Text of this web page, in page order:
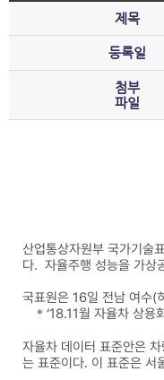
제목
등록일
첨부
파일
산업통상자원부 국가기술
다. 자율주행 성능을 가상
국표원은 16일 전남 여수(
＊‘18.11월 자율차 상용
자율차 데이터 표준안은
는 표준이다. 이 표준은 서